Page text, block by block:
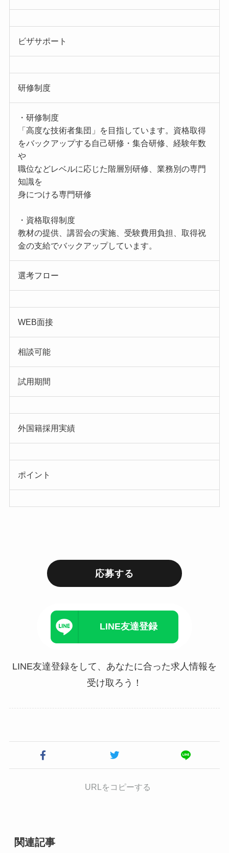
ビザサポート
研修制度
・研修制度
「高度な技術者集団」を目指しています。資格取得
をバックアップする自己研修・集合研修、経験年数
や
職位などレベルに応じた階層別研修、業務別の専門
知識を
身につける専門研修
・資格取得制度
教材の提供、講習会の実施、受験費用負担、取得祝
金の支給でバックアップしています。
選考フロー
WEB面接
相談可能
試用期間
外国籍採用実績
ポイント
応募する
LINE友達登録
LINE友達登録をして、あなたに合った求人情報を
受け取ろう！
URLをコピーする
関連記事